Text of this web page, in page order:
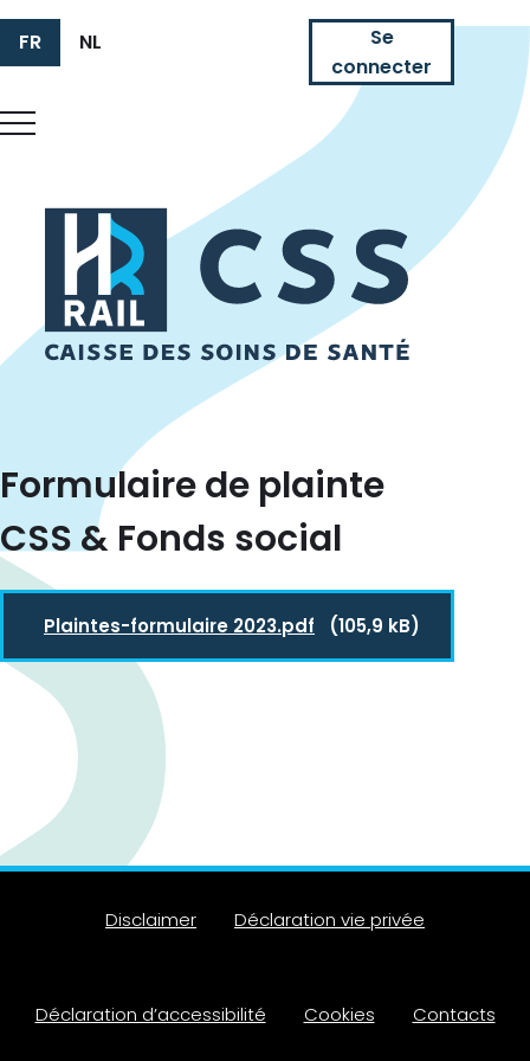
FR NL
Se
connecter
Formulaire de plainte
CSS & Fonds social
Plaintes-formulaire 2023.pdf (105,9 kB)
Disclaimer Déclaration vie privée
Déclaration d’accessibilité Cookies Contacts